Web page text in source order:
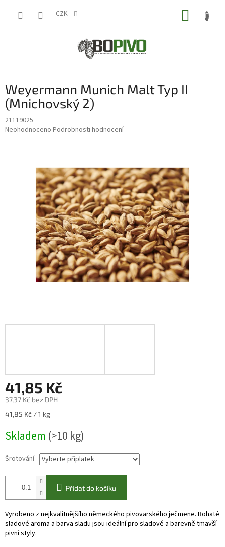
CZK
Weyermann Munich Malt Typ II
(Mnichovský 2)
21119025
Průměrné
hvězdiček.
Neohodnoceno Podrobnosti hodnocení
41,85 Kč
37,37 Kč bez DPH
Měrná
41,85 Kč / 1 kg
Skladem (>10 kg)
Šrotování
Přidat do košíku
Vyrobeno z nejkvalitnějšího německého pivovarského ječmene. Bohaté
sladové aroma a barva sladu jsou ideální pro sladové a barevně tmavší
pivní styly.